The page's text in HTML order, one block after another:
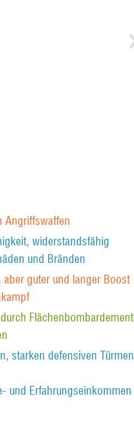
Angriffswaffen
widerstandsfähig
und Bränden
guter und langer Boost
Flächenbombardement
starken defensiven Türmen
und Erfahrungseinkommen